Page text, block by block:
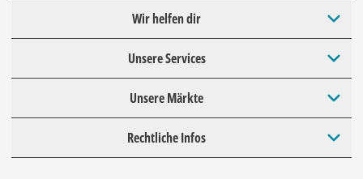
Wir helfen dir
Unsere Services
Unsere Märkte
Rechtliche Infos